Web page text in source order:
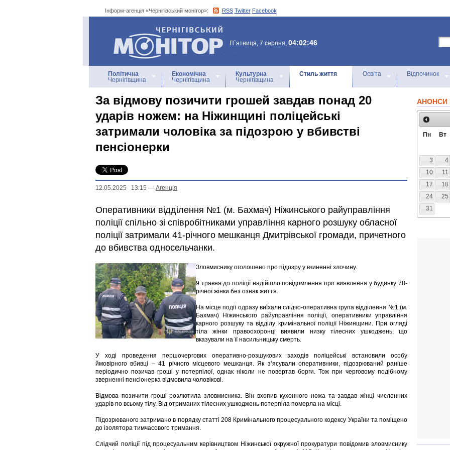
Інформ-агенція «Чернігівський монітор»: RSS Twitter Facebook
Інформ-агенція
«Чернігівський монітор»
П`ятниця, 7 серпня, 04:02:46
Політична
Чернігівщина
Економічна
Чернігівщина
Культурна
Чернігівщина
Стиль життя Освіта Відпочинок
За відмову позичити грошей завдав понад 20
ударів ножем: на Ніжинщині поліцейські
затримали чоловіка за підозрою у вбивстві
пенсіонерки
12.05.2025 13:15 — Агенцiя
Оперативники відділення №1 (м. Бахмач) Ніжинського райуправління
поліції спільно зі співробітниками управління карного розшуку обласної
поліції затримали 41-річного мешканця Дмитрівської громади, причетного
до вбивства односельчанки.
Зловмиснику оголошено про підозру у вчиненні злочину.
9 травня до поліції надійшло повідомлення про виявлення у будинку 78-
річної жінки без ознак життя.
На місце події одразу виїхали слідчо-оперативна група відділення №1 (м.
Бахмач) Ніжинського райуправління поліції, оперативники управління
карного розшуку та відділу кримінальної поліції Ніжинщини. При огляді
тіла жінки правоохоронці виявили низку тілесних ушкоджень, що
вказували на її насильницьку смерть.
У ході проведення першочергових оперативно-розшукових заходів поліцейські встановили особу
ймовірного вбивці – 41 річного місцевого мешканця. Як з’ясували оперативники, підозрюваний раніше
періодично позичав гроші у потерпілої, однак ніколи не повертав борги. Тож при черговому подібному
зверненні пенсіонерка відмовила чоловікові.
Відмова позичити гроші розлютила зловмисника. Він вхопив кухонного ножа та завдав жінці численних
ударів по всьому тілу. Від отриманих тілесних ушкоджень потерпіла померла на місці.
Підозрюваного затримано в порядку статті 208 Кримінального процесуального кодексу України та поміщено
до ізолятора тимчасового тримання.
Слідчий поліції під процесуальним керівництвом Ніжинської окружної прокуратури повідомив зловмиснику
АНОНСИ
Пн Вт
3
4
10
11
17
18
24
25
31